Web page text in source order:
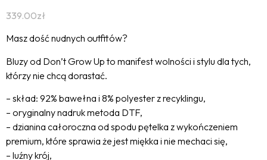
339.00zł
Masz dość nudnych outfitów?
Bluzy od Don’t Grow Up to manifest wolności i stylu dla tych,
którzy nie chcą dorastać.
– skład: 92% bawełna i 8% polyester z recyklingu,
– oryginalny nadruk metoda DTF,
– dzianina całoroczna od spodu pętelka z wykończeniem
premium, które sprawia że jest miękka i nie mechaci się,
– luźny krój,